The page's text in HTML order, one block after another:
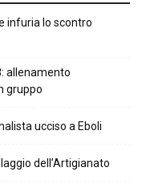
infuria lo scontro
allenamento
gruppo
ucciso a Eboli
dell’Artigianato